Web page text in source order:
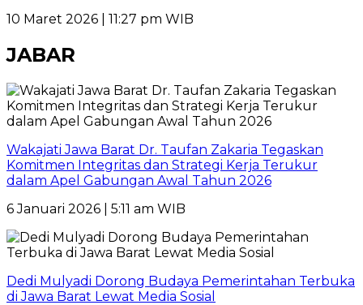
10 Maret 2026 | 11:27 pm WIB
JABAR
Wakajati Jawa Barat Dr. Taufan Zakaria Tegaskan
Komitmen Integritas dan Strategi Kerja Terukur
dalam Apel Gabungan Awal Tahun 2026
6 Januari 2026 | 5:11 am WIB
Dedi Mulyadi Dorong Budaya Pemerintahan Terbuka
di Jawa Barat Lewat Media Sosial